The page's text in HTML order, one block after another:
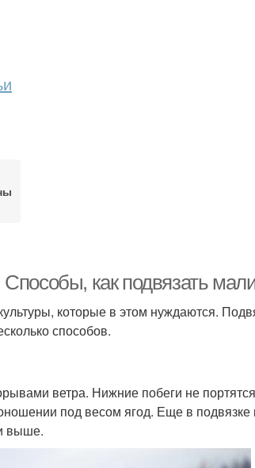
как подвязать
которые в этом нуждаются.
способов.
ветра. Нижние побеги не
под весом ягод. Еще в подвязке
выше.